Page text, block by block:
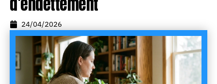
24/04/2026